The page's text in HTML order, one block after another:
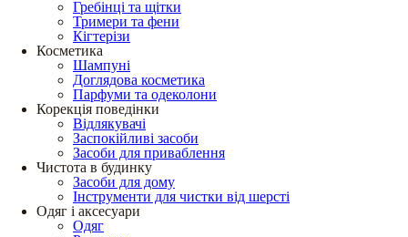
Гребінці та щітки
Тримери та фени
Кігтерізи
Косметика
Шампуні
Доглядова косметика
Парфуми та одеколони
Корекція поведінки
Відлякувачі
Заспокійливі засоби
Засоби для приваблення
Чистота в будинку
Засоби для дому
Інструменти для чистки від шерсті
Одяг і аксесуари
Одяг